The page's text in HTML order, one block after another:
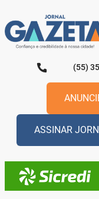
para
o
conteúdo
(55)
ASSINAR